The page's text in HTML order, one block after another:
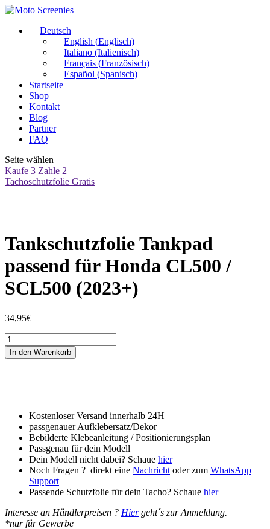
Deutsch
English (Englisch)
Italiano (Italienisch)
Français (Französisch)
Español (Spanisch)
Startseite
Shop
Kontakt
Blog
Partner
FAQ
Seite wählen
Kaufe 3 Zahle 2
Tachoschutzfolie Gratis
Tankschutzfolie Tankpad
passend für Honda CL500 /
SCL500 (2023+)
34,95€
Tankschutzfolie
Tankpad
passend
SCL500
(2023+)
Menge
In den Warenkorb
Kostenloser Versand innerhalb 24H
passgenauer Aufklebersatz/Dekor
Bebilderte Klebeanleitung / Positionierungsplan
Passgenau für dein Modell
Dein Modell nicht dabei? Schaue hier
Noch Fragen ? direkt eine Nachricht oder zum WhatsApp
Support
Passende Schutzfolie für dein Tacho? Schaue hier
Interesse an Händlerpreisen ? Hiergeht´s zur Anmeldung.
*nur für Gewerbe